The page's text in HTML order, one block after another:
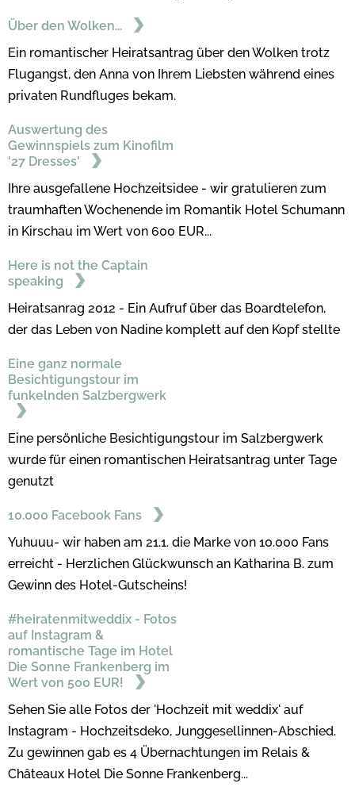
Über den Wolken...
Ein romantischer Heiratsantrag über den Wolken trotz
Flugangst, den Anna von Ihrem Liebsten während eines
privaten Rundfluges bekam.
Auswertung des
Gewinnspiels zum Kinofilm
'27 Dresses'
Ihre ausgefallene Hochzeitsidee - wir gratulieren zum
traumhaften Wochenende im Romantik Hotel Schumann
in Kirschau im Wert von 600 EUR...
Here is not the Captain
speaking
Heiratsanrag 2012 - Ein Aufruf über das Boardtelefon,
der das Leben von Nadine komplett auf den Kopf stellte
Eine ganz normale
Besichtigungstour im
funkelnden Salzbergwerk
Eine persönliche Besichtigungstour im Salzbergwerk
wurde für einen romantischen Heiratsantrag unter Tage
genutzt
10.000 Facebook Fans
Yuhuuu- wir haben am 21.1. die Marke von 10.000 Fans
erreicht - Herzlichen Glückwunsch an Katharina B. zum
Gewinn des Hotel-Gutscheins!
#heiratenmitweddix - Fotos
auf Instagram &
romantische Tage im Hotel
Die Sonne Frankenberg im
Wert von 500 EUR!
Sehen Sie alle Fotos der 'Hochzeit mit weddix' auf
Instagram - Hochzeitsdeko, Junggesellinnen-Abschied.
Zu gewinnen gab es 4 Übernachtungen im Relais &
Châteaux Hotel Die Sonne Frankenberg...